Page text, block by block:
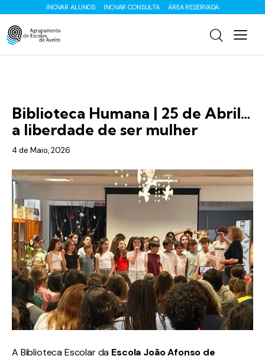
INOVAR ALUNOS INOVAR CONSULTA ÁREA RESERVADA
Biblioteca Humana | 25 de Abril…
a liberdade de ser mulher
4 de Maio, 2026
A Biblioteca Escolar da Escola João Afonso de